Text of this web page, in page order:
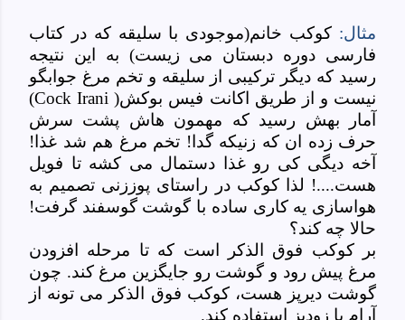
مثال: کوکب خانم(موجودی با سلیقه که در کتاب
فارسی دوره دبستان می زیست) به این نتیجه
رسید که دیگر ترکیبی از سلیقه و تخم مرغ جوابگو
نیست و از طریق اکانت فیس بوکش)
(Cock Irani
آمار بهش رسید که مهمون هاش پشت سرش
حرف زده ان که زنیکه گدا! تخم مرغ هم شد غذا!
آخه دیگی کی رو غذا دستمال می کشه تا فویل
هست....! لذا کوکب در راستای پوززنی تصمیم به
هواسازی یه کاری ساده با گوشت گوسفند گرفت!
حالا چه کند؟
بر کوکب فوق الذکر است که تا مرحله افزودن
مرغ پیش رود و گوشت رو جایگزین مرغ کند. چون
گوشت دیرپز هست، کوکب فوق الذکر می تونه از
آرام یا زودپز استفاده کند.